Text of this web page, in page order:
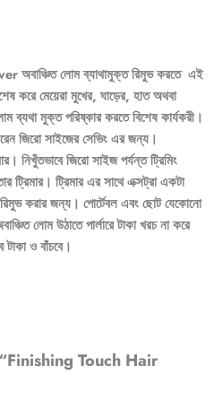
লোম ব্যাথামুক্ত রিমুভ করতে এই
করে মেয়েরা মুখের, ঘাড়ের, হাত অথবা
ব্যথা মুক্ত পরিষ্কার করতে বিশেষ কার্যকরী।
জিরো সাইজের সেভিং এর জন্য।
নিখুঁতভাবে জিরো সাইজ পর্যন্ত ট্রিমিং
ট্রিমার। ট্রিমার এর সাথে এক্সট্রা একটা
করার জন্য। পোর্টেবল এবং ছোট যেকোনো
লোম উঠাতে পার্লারে টাকা খরচ না করে
ও বাঁচবে।
Touch Hair